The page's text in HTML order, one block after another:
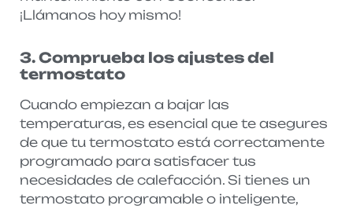
¡Llámanos hoy mismo!
3. Comprueba los ajustes del
termostato
Cuando empiezan a bajar las
temperaturas, es esencial que te asegures
de que tu termostato está correctamente
programado para satisfacer tus
necesidades de calefacción. Si tienes un
termostato programable o inteligente,